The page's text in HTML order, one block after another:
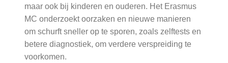
maar ook bij kinderen en ouderen. Het Erasmus
MC onderzoekt oorzaken en nieuwe manieren
om schurft sneller op te sporen, zoals zelftests en
betere diagnostiek, om verdere verspreiding te
voorkomen.